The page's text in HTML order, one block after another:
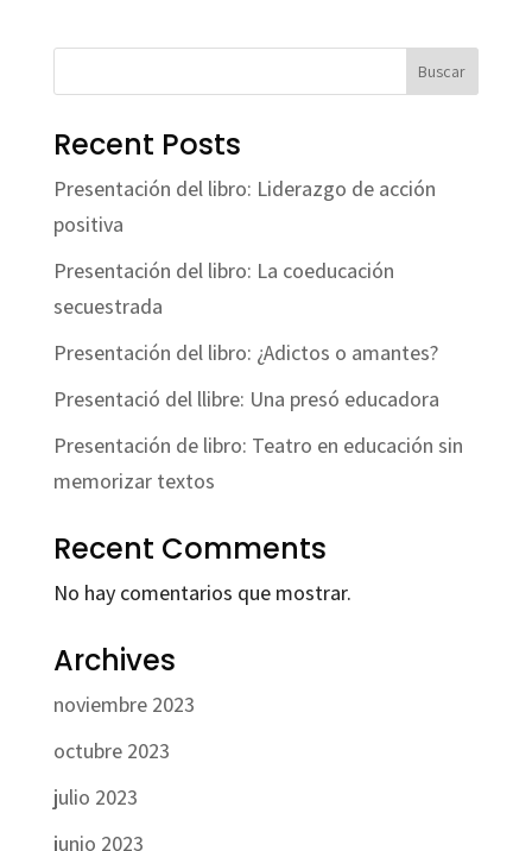
Buscar
Recent Posts
Presentación del libro: Liderazgo de acción
positiva
Presentación del libro: La coeducación
secuestrada
Presentación del libro: ¿Adictos o amantes?
Presentació del llibre: Una presó educadora
Presentación de libro: Teatro en educación sin
memorizar textos
Recent Comments
No hay comentarios que mostrar.
Archives
noviembre 2023
octubre 2023
julio 2023
junio 2023